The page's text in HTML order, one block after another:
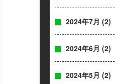
2024年7月 (2)
2024年6月 (2)
2024年5月 (2)